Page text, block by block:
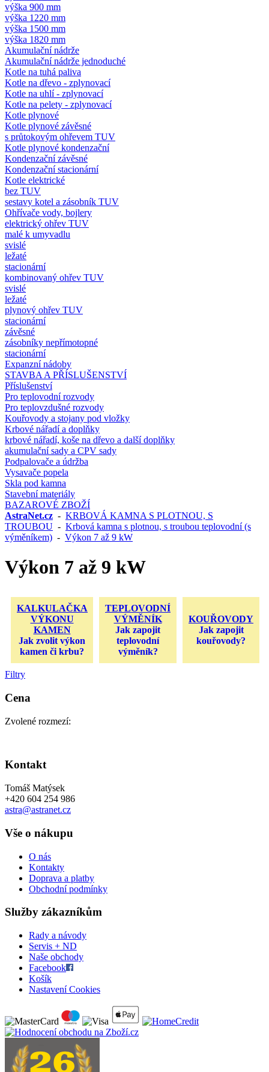
výška 900 mm
výška 1220 mm
výška 1500 mm
výška 1820 mm
Akumulační nádrže
Akumulační nádrže jednoduché
Kotle na tuhá paliva
Kotle na dřevo - zplynovací
Kotle na uhlí - zplynovací
Kotle na pelety - zplynovací
Kotle plynové
Kotle plynové závěsné
s průtokovým ohřevem TUV
Kotle plynové kondenzační
Kondenzační závěsné
Kondenzační stacionární
Kotle elektrické
bez TUV
sestavy kotel a zásobník TUV
Ohřívače vody, bojlery
elektrický ohřev TUV
malé k umyvadlu
svislé
ležaté
stacionární
kombinovaný ohřev TUV
svislé
ležaté
plynový ohřev TUV
stacionární
závěsné
zásobníky nepřímotopné
stacionární
Expanzní nádoby
STAVBA A PŘÍSLUŠENSTVÍ
Příslušenství
Pro teplovodní rozvody
Pro teplovzdušné rozvody
Kouřovody a stojany pod vložky
Krbové nářadí a doplňky
krbové nářadí, koše na dřevo a další doplňky
akumulační sady a CPV sady
Podpalovače a údržba
Vysavače popela
Skla pod kamna
Stavební materiály
BAZAROVÉ ZBOŽÍ
AstraNet.cz - KRBOVÁ KAMNA S PLOTNOU, S
TROUBOU - Krbová kamna s plotnou, s troubou teplovodní (s
výměníkem) - Výkon 7 až 9 kW
Výkon 7 až 9 kW
KALKULAČKA
VÝKONU
KAMEN
Jak zvolit výkon
kamen či krbu?
TEPLOVODNÍ
VÝMĚNÍK
Jak zapojit
teplovodní
výměník?
KOUŘOVODY
Jak zapojit
kouřovody?
Filtry
Cena
Zvolené rozmezí:
Kontakt
Tomáš Matýsek
+420 604 254 986
astra@astranet.cz
Vše o nákupu
O nás
Kontakty
Doprava a platby
Obchodní podmínky
Služby zákazníkům
Rady a návody
Servis + ND
Naše obchody
Facebook
Košík
Nastavení Cookies